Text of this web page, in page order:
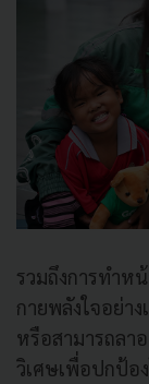
รวมถึงการทำห
กายพลังใจอย่า
หรือสามารถลา
วิเศษเพื่อปกป้อ